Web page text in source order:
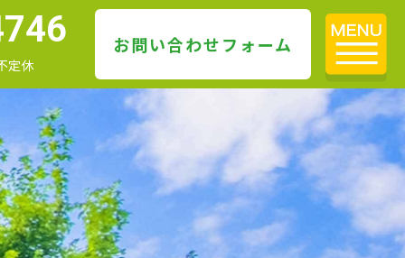
定休
お問い合わせフォーム